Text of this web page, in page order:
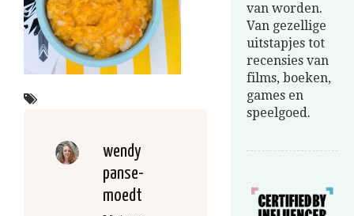
wendy
panse-
moedt
van worden.
Van gezellige
uitstapjes tot
recensies van
films, boeken,
games en
speelgoed.